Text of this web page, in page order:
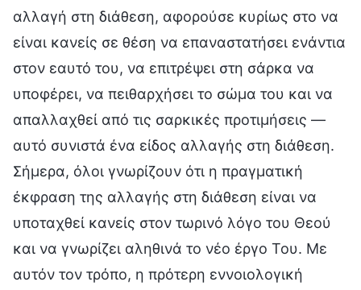
αλλαγή στη διάθεση, αφορούσε κυρίως στο να
είναι κανείς σε θέση να επαναστατήσει ενάντια
στον εαυτό του, να επιτρέψει στη σάρκα να
υποφέρει, να πειθαρχήσει το σώμα του και να
απαλλαχθεί από τις σαρκικές προτιμήσεις —
αυτό συνιστά ένα είδος αλλαγής στη διάθεση.
Σήμερα, όλοι γνωρίζουν ότι η πραγματική
έκφραση της αλλαγής στη διάθεση είναι να
υποταχθεί κανείς στον τωρινό λόγο του Θεού
και να γνωρίζει αληθινά το νέο έργο Του. Με
αυτόν τον τρόπο, η πρότερη εννοιολογική